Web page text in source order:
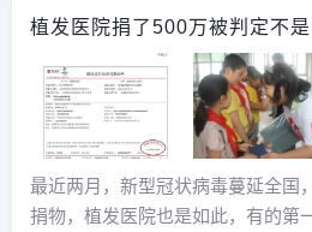
戴着一个防尘
做了一个植
就两站公交吧
植发医院捐了500万被判定不
最近两月，新型冠状病毒蔓延全国
捐物，植发医院也是如此，有的第